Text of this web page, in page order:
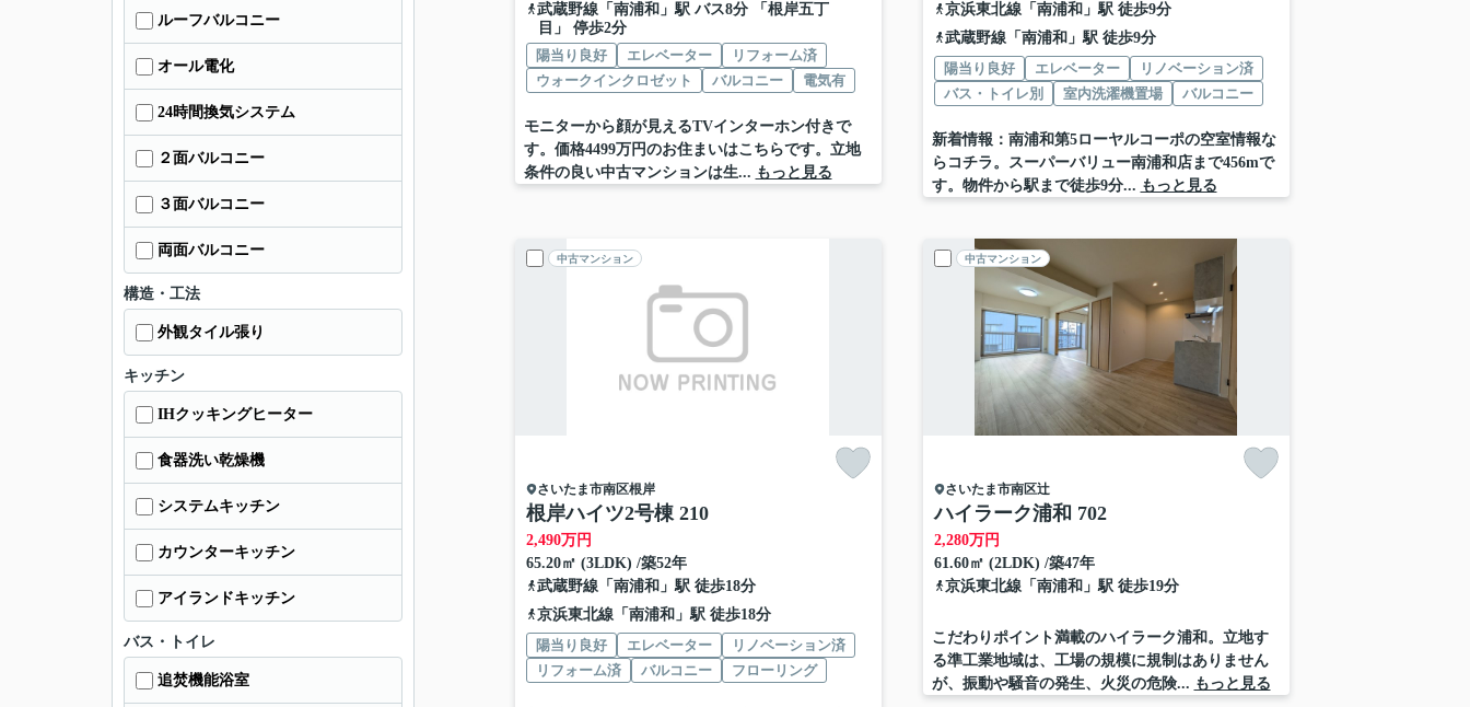
武蔵野線「 南浦和 」駅 バス8分 「根岸五丁
目」 停歩2分
陽当り良好
エレベーター
リフォーム済
ウォークインクロゼット
バルコニー 電気有
モニターから顔が見えるTVインターホン付きで
す。価格4499万円のお住まいはこちらです。立地
条件の良い中古マンションは生... もっと見る
京浜東北線「 南浦和 」駅 徒歩9分
武蔵野線「 南浦和 」駅 徒歩9分
陽当り良好
エレベーター
リノベーション済
バス・トイレ別
室内洗濯機置場 バルコニー
新着情報：南浦和第5ローヤルコーポの空室情報な
らコチラ。スーパーバリュー南浦和店まで456mで
す。物件から駅まで徒歩9分... もっと見る
中古マンション
さいたま市南区根岸
根岸ハイツ2号棟 210
2,490万円
65.20㎡ (3LDK) /築52年
武蔵野線「 南浦和 」駅 徒歩18分
京浜東北線「 南浦和 」駅 徒歩18分
陽当り良好
エレベーター
リノベーション済
リフォーム済
バルコニー フローリング
中古マンション
さいたま市南区辻
ハイラーク浦和 702
2,280万円
61.60㎡ (2LDK) /築47年
京浜東北線「 南浦和 」駅 徒歩19分
こだわりポイント満載のハイラーク浦和。立地す
る準工業地域は、工場の規模に規制はありません
が、振動や騒音の発生、火災の危険... もっと見る
ルーフバルコニー
オール電化
24時間換気システム
２面バルコニー
３面バルコニー
両面バルコニー
構造・工法
外観タイル張り
キッチン
IHクッキングヒーター
食器洗い乾燥機
システムキッチン
カウンターキッチン
アイランドキッチン
バス・トイレ
追焚機能浴室